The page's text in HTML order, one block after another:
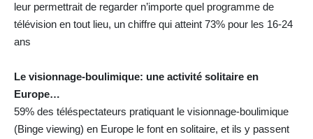
leur permettrait de regarder n’importe quel programme de
télévision en tout lieu, un chiffre qui atteint 73% pour les 16-24
ans
Le visionnage-boulimique: une activité solitaire en
Europe…
59% des téléspectateurs pratiquant le visionnage-boulimique
(Binge viewing) en Europe le font en solitaire, et ils y passent